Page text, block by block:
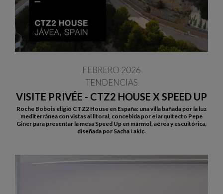
VISITE PRIVÉE - CTZ2 HOUSE X SPEED UP
FEBRERO 2026
TENDENCIAS
Roche Bobois eligió CTZ2 House en España: una villa bañada por la luz
mediterránea con vistas al litoral, concebida por el arquitecto Pepe
Giner para presentar la mesa Speed Up en mármol, aérea y escultórica,
diseñada por Sacha Lakic.